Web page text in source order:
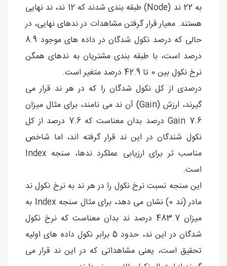
به 22 ند (Node) طبقه بندی شدند که 12 ند، ند نهایی
هستند. معیار قرار گرفتن مشاهدات در ندهای نهایی، در
حالی که درصد نکول شدگان در داده های موجود 8.9
درصد است، با طبقه بندی مشتریان به ندهای همگن
نرخ نکول بین 0 تا 42.9 درصد متغیر است.
درصدی از کل نکول شدگان را که در هر ند قرار می
گیرند، ارزش (Gain) آن ند می نامند، برای مثال میزان
Gain 7.6 درصد بدان معناست که 7.6 درصد از کل
نکول شندگان در این ند قرار گرفته اند، اما شاخص
مناسب تر برای ارزیابی عملکرد ندها، سنجه Index
است.
این سنجه نسبت نرخ نکول را در هر ند به نرخ نکول ند
مادر (ند 0) نشان می دهد، برای مثال سنجه Index به
میزان 483.7 درصد ند بدان معناست که نرخ نکول
شدگان در این ند، حدود 5 برابر نکول داده های اولیه
تحقیق است، یعنی مشاهداتی که در این ند قرار می